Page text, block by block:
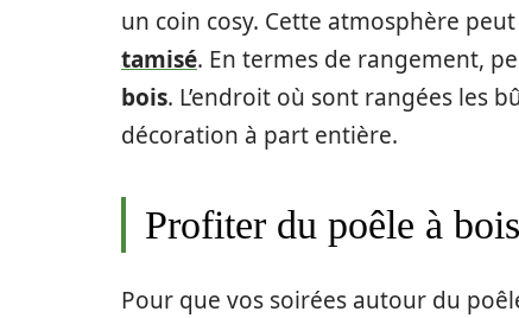
un coin cosy. Cette atmosphère
tamisé. En termes de rangement,
bois. L’endroit où sont rangées les
décoration à part entière.
Profiter du poêle à
Pour que vos soirées autour du